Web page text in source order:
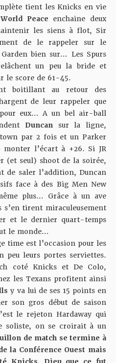
tient les Knicks en vie
Peace enchaine deux
les siens à flot, Sir
de le rappeler sur le
bien sur… Les Spurs
un peu la bride et
le score de 61-45.
boitillant au retour des
de leur rappeler que
eux… A un bel air-ball
Duncan sur la ligne,
par 2 fois et un Parker
l’écart à +26. Si JR
(et seul) shoot de la soirée,
de saler l’addition, Duncan
face à des Big Men New
plus… Grâce à un ave
s’en tirent miraculeusement
et le dernier quart-temps
le monde…
time est l’occasion pour les
peu leurs portes serviettes.
coté Knicks et De Colo,
les Texans profitent ainsi
y va lui de ses 15 points en
son gros début de saison
le rejeton Hardaway qui
soliste, on se croirait à un
de match se termine à
la Conférence Ouest mais